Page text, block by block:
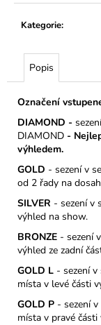
Kategorie:
Popis
Označení
DIAMOND -
DIAMOND -
výhledem.
GOLD - sezení v
od 2 řady na
SILVER - sezení v
výhled na show.
BRONZE - sezení
výhled ze zadní
GOLD L - sezení
místa v levé části
GOLD P - sezení
místa v pravé
VARY
18.9.2026
DŮM
490
Kč